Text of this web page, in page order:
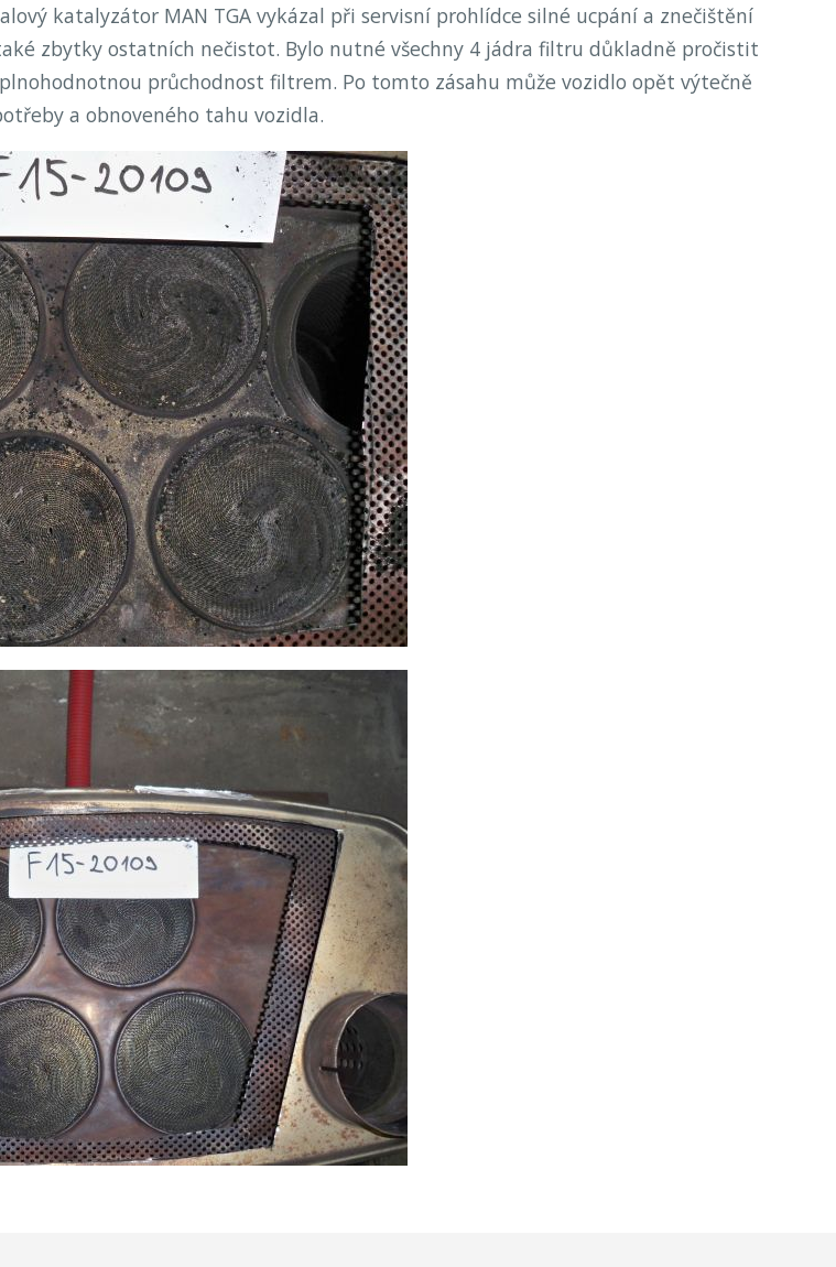
katalyzátor MAN TGA vykázal při servisní prohlídce silné ucpání a znečištění
zbytky ostatních nečistot. Bylo nutné všechny 4 jádra filtru důkladně pročistit
průchodnost filtrem. Po tomto zásahu může vozidlo opět výtečně
a obnoveného tahu vozidla.